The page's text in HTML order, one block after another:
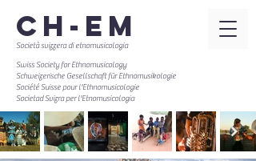
CH-EM
Società svizzera di etnomusicologia
Swiss Society for Ethnomusicology
Schweizerische Gesellschaft für Ethnomusikologie
Société Suisse pour l'Ethnomusicologie
Societad Svizra per l'Etnomusicologia